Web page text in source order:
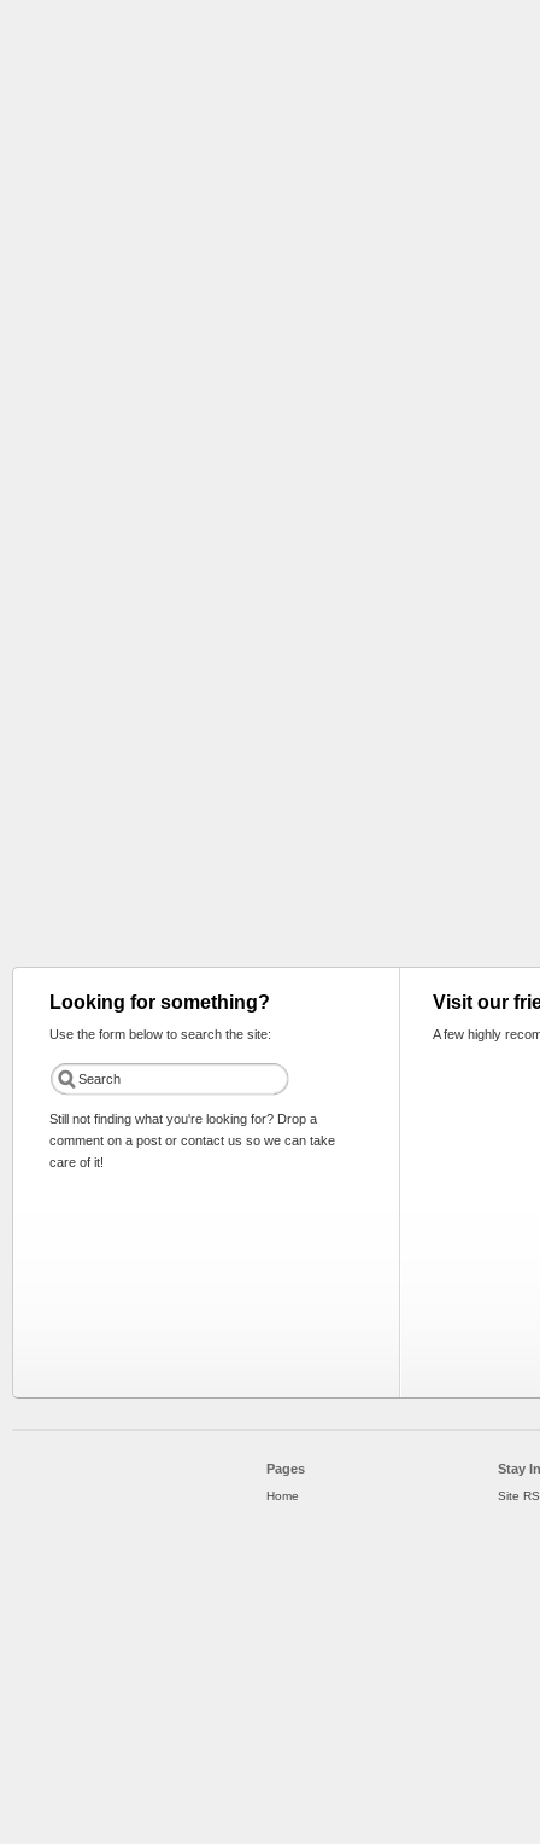
Looking for something?
Use the form below to search the site:
Still not finding what you're looking for? Drop a
comment on a post or contact us so we can take
care of it!
Visit our
A few highly
Pages
Home
Stay
Site